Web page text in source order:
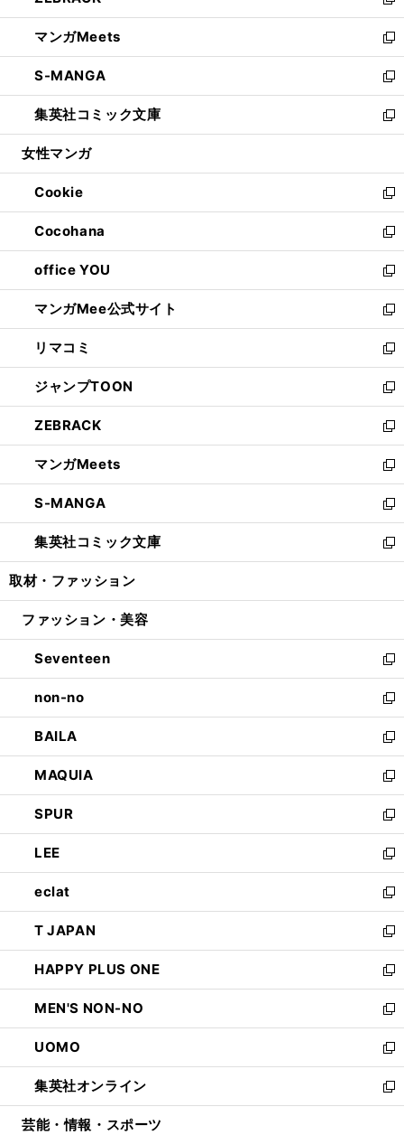
開
く
ウ
で
開
く
ン
ド
ウ
で
開
く
ウ
ィ
ン
ド
ウ
で
開
し
い
ウ
ィ
ン
ド
ウ
開
く
マンガMeets
新
し
い
ウ
ィ
ン
ウ
で
開
く
S-MANGA
新
し
い
ウ
ン
ド
ウ
で
開
く
集英社コミック文庫
新
し
ウ
ィ
ン
ド
ウ
で
開
く
女性マンガ
Cookie
新
し
い
ウ
ィ
ン
ド
ウ
で
開
く
Cocohana
新
し
い
ウ
ィ
ン
ド
ウ
で
開
く
office YOU
新
し
い
ウ
ィ
ン
ド
ウ
で
開
く
マンガMee公式サイト
新
し
い
ウ
ィ
ン
ド
ウ
で
開
く
リマコミ
新
し
い
ウ
ィ
ン
ド
ウ
で
開
く
ジャンプTOON
新
し
い
ウ
ィ
ン
ド
ウ
で
開
ZEBRACK
新
し
い
ウ
ィ
ン
ド
ウ
開
マンガMeets
新
し
い
ウ
ィ
ン
ウ
開
く
S-MANGA
新
し
い
ウ
ン
ウ
で
開
く
集英社コミック文庫
新
し
ウ
ン
ド
ウ
で
開
く
取材・ファッション
ファッション・美容
Seventeen
新
し
い
ウ
ィ
ン
ド
ウ
で
開
く
non-no
新
し
い
ウ
ィ
ン
ド
ウ
で
開
く
BAILA
新
し
い
ウ
ィ
ン
ド
ウ
で
開
く
MAQUIA
新
し
い
ウ
ィ
ン
ド
ウ
で
開
く
SPUR
新
し
い
ウ
ィ
ン
ド
ウ
で
開
く
LEE
新
し
い
ウ
ィ
ン
ド
ウ
で
開
く
eclat
新
し
い
ウ
ィ
ン
ド
ウ
で
開
く
T JAPAN
新
し
い
ウ
ィ
ン
ド
ウ
で
開
HAPPY PLUS ONE
新
し
い
ウ
ィ
ン
ド
ウ
MEN'S NON-NO
新
し
い
ウ
ィ
ン
UOMO
新
し
い
ウ
集英社オンライン
新
し
芸能・情報・スポーツ